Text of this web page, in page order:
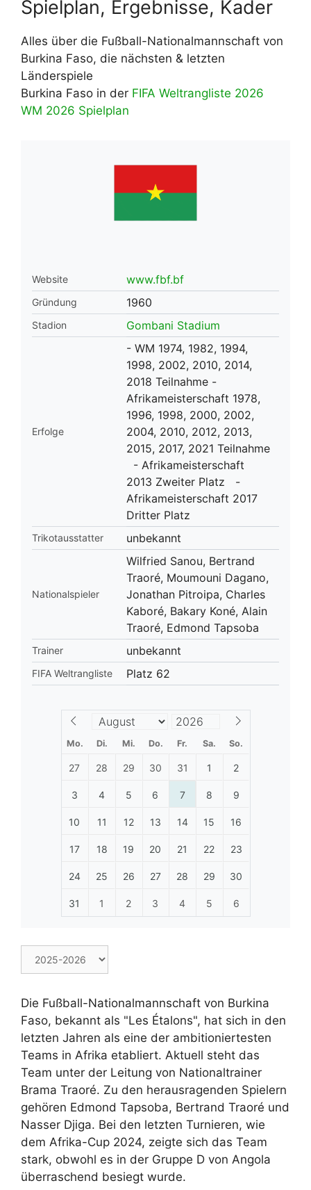
Spielplan, Ergebnisse, Kader
Alles über die Fußball-Nationalmannschaft von
Burkina Faso, die nächsten & letzten
Länderspiele
Burkina Faso in der FIFA Weltrangliste 2026
WM 2026 Spielplan
Website www.fbf.bf
Gründung 1960
Stadion Gombani Stadium
Erfolge
- WM 1974, 1982, 1994,
1998, 2002, 2010, 2014,
2018 Teilnahme -
Afrikameisterschaft 1978,
1996, 1998, 2000, 2002,
2004, 2010, 2012, 2013,
2015, 2017, 2021 Teilnahme
- Afrikameisterschaft
2013 Zweiter Platz -
Afrikameisterschaft 2017
Dritter Platz
Trikotausstatter unbekannt
Nationalspieler
Wilfried Sanou, Bertrand
Traoré, Moumouni Dagano,
Jonathan Pitroipa, Charles
Kaboré, Bakary Koné, Alain
Traoré, Edmond Tapsoba
Trainer unbekannt
FIFA Weltrangliste Platz 62
Mo. Di. Mi. Do. Fr. Sa. So.
27 28 29 30 31 1 2
3 4 5 6 7 8 9
10 11 12 13 14 15 16
17 18 19 20 21 22 23
24 25 26 27 28 29 30
31 1 2 3 4 5 6
Die Fußball-Nationalmannschaft von Burkina
Faso, bekannt als "Les Étalons", hat sich in den
letzten Jahren als eine der ambitioniertesten
Teams in Afrika etabliert. Aktuell steht das
Team unter der Leitung von Nationaltrainer
Brama Traoré. Zu den herausragenden Spielern
gehören Edmond Tapsoba, Bertrand Traoré und
Nasser Djiga. Bei den letzten Turnieren, wie
dem Afrika-Cup 2024, zeigte sich das Team
stark, obwohl es in der Gruppe D von Angola
überraschend besiegt wurde.